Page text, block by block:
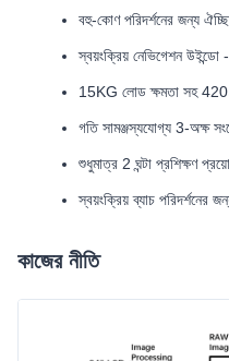
বহু-কোণ পরিদর্শনের জন্য
স্বয়ংক্রিয় নেভিগেশন উইন্ডো
15KG লোড ক্ষমতা সহ
গতি সামঞ্জস্যযোগ্য 3-অক্ষ
শুধুমাত্র 2 ঘন্টা প্রশিক্ষণ
স্বয়ংক্রিয় ব্যাচ পরিদর্শনের
কাজের নীতি